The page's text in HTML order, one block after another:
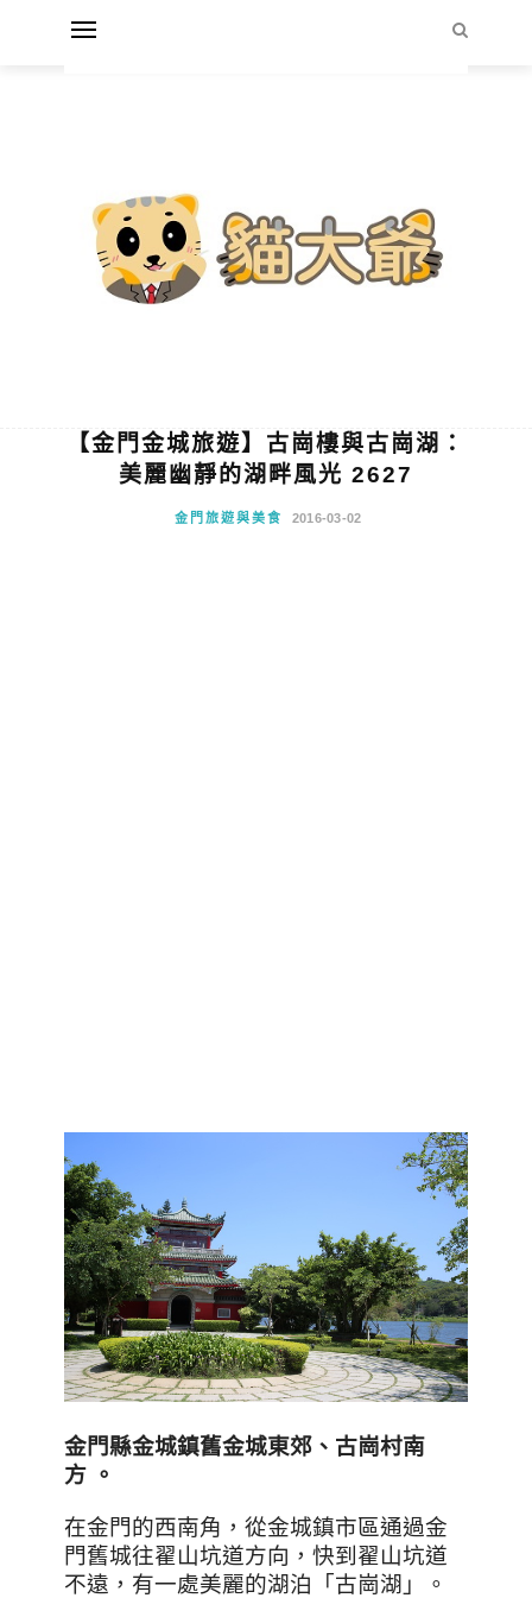
【金門金城旅遊】古崗樓與古崗湖：
美麗幽靜的湖畔風光 2627
金門旅遊與美食 2016-03-02
金門縣金城鎮舊金城東郊、古崗村南
方 。
在金門的西南角，從金城鎮市區通過金
門舊城往翟山坑道方向，快到翟山坑道
不遠，有一處美麗的湖泊「古崗湖」。